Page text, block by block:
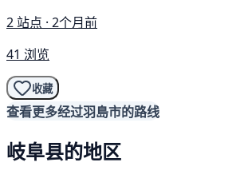
2 站点 · 2个月前
41 浏览
收藏
查看更多经过羽島市的路线
岐阜县的地区